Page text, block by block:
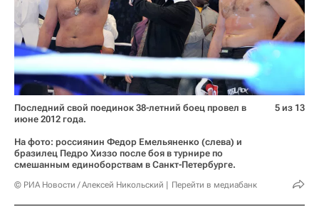
Последний свой поединок 38-летний боец провел в
июне 2012 года.
На фото: россиянин Федор Емельяненко (слева) и
бразилец Педро Хиззо после боя в турнире по
смешанным единоборствам в Санкт-Петербурге.
© РИА Новости / Алексей Никольский Перейти в медиабанк
5 из 13